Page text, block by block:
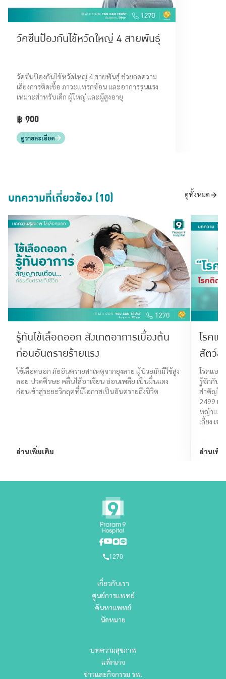
วัคซีนป้องกันไข้หวัดใหญ่ 4 สายพันธุ์
วัคซีนป้องกันไข้หวัดใหญ่ 4 สายพันธุ์ ช่วยลดความ
เสี่ยงการติดเชื้อ ภาวะแทรกซ้อน และอาการรุนแรง
เหมาะสำหรับเด็ก ผู้ใหญ่ และผู้สูงอายุ
฿ 900
ดูรายละเอียด
บทความที่เกี่ยวข้อง (10) ดูทั้งหมด
รู้ทันไข้เลือดออก สังเกตอาการเบื้องต้น
ก่อนอันตรายร้ายแรง
ไข้เลือดออก ภัยอันตรายสาเหตุจากยุงลาย ผู้ป่วยมักมีไข้สูง
ลอย ปวดศีรษะ คลื่นไส้อาเจียน อ่อนเพลีย เป็นผื่นแดง
ก่อนเข้าสู่ระยะวิกฤตที่มีโอกาสเป็นอันตรายถึงชีวิต
อ่านเพิ่มเติม
โรคแ
สัตว์
โรคแอน
รู้จักกันม
สำคัญโ
2499 เ
หญ้าแทบ
เลี้ยง เ
อ่านเพิ่
1270
เกี่ยวกับเรา
ศูนย์การแพทย์
ค้นหาแพทย์
นัดหมาย
บทความสุขภาพ
แพ็กเกจ
ข่าวและกิจกรรม รพ.